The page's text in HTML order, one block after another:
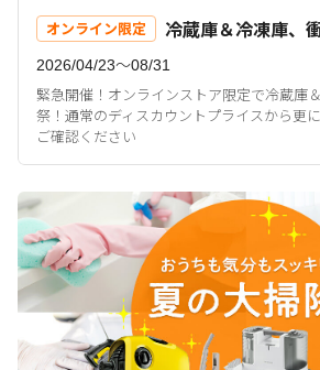
オンライン限定 冷蔵庫＆冷凍庫、
2026/04/23〜08/31
緊急開催！オンラインストア限定で冷蔵庫
祭！通常のディスカウントプライスから更
ご確認ください